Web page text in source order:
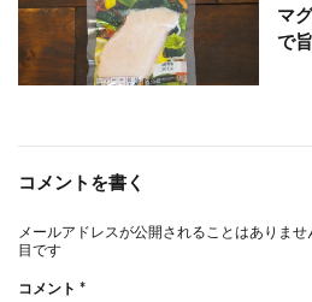
マ
で
コメントを書く
メールアドレスが公開されることはありませ
目です
コメント *